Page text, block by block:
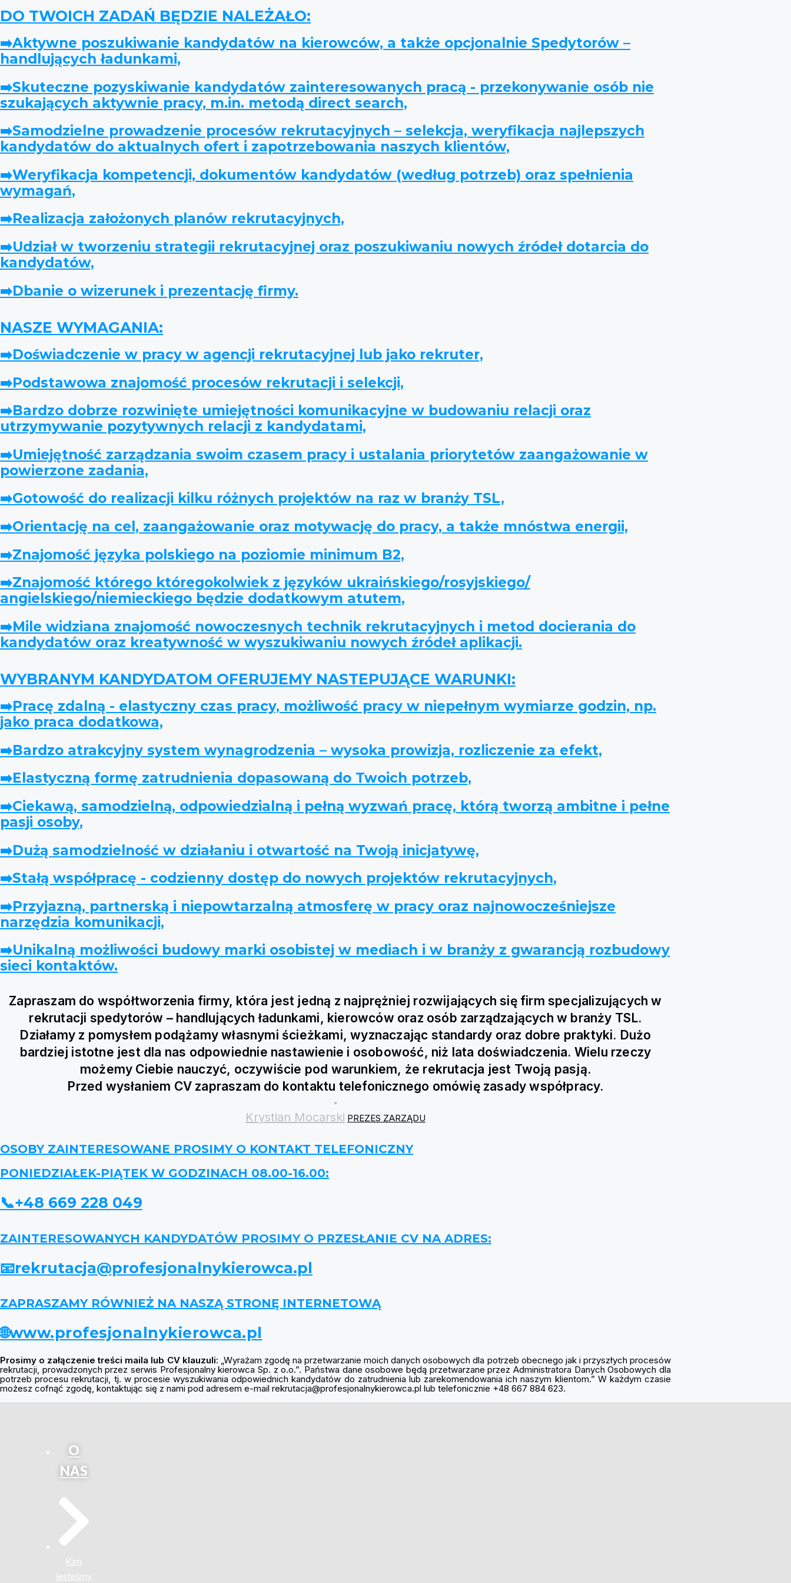
DO TWOICH ZADAŃ BĘDZIE NALEŻAŁO:
➡️Aktywne poszukiwanie kandydatów na kierowców, a także opcjonalnie Spedytorów –
handlujących ładunkami,
➡️Skuteczne pozyskiwanie kandydatów zainteresowanych pracą - przekonywanie osób nie
szukających aktywnie pracy, m.in. metodą direct search,
➡️Samodzielne prowadzenie procesów rekrutacyjnych – selekcja, weryfikacja najlepszych
kandydatów do aktualnych ofert i zapotrzebowania naszych klientów,
➡️Weryfikacja kompetencji, dokumentów kandydatów (według potrzeb) oraz spełnienia
wymagań,
➡️Realizacja założonych planów rekrutacyjnych,
➡️Udział w tworzeniu strategii rekrutacyjnej oraz poszukiwaniu nowych źródeł dotarcia do
kandydatów,
➡️Dbanie o wizerunek i prezentację firmy.
NASZE WYMAGANIA:
➡️Doświadczenie w pracy w agencji rekrutacyjnej lub jako rekruter,
➡️Podstawowa znajomość procesów rekrutacji i selekcji,
➡️Bardzo dobrze rozwinięte umiejętności komunikacyjne w budowaniu relacji oraz
utrzymywanie pozytywnych relacji z kandydatami,
➡️Umiejętność zarządzania swoim czasem pracy i ustalania priorytetów zaangażowanie w
powierzone zadania,
➡️Gotowość do realizacji kilku różnych projektów na raz w branży TSL,
➡️Orientację na cel, zaangażowanie oraz motywację do pracy, a także mnóstwa energii,
➡️Znajomość języka polskiego na poziomie minimum B2,
➡️Znajomość którego któregokolwiek z języków ukraińskiego/rosyjskiego/
angielskiego/niemieckiego będzie dodatkowym atutem,
➡️Mile widziana znajomość nowoczesnych technik rekrutacyjnych i metod docierania do
kandydatów oraz kreatywność w wyszukiwaniu nowych źródeł aplikacji.
WYBRANYM KANDYDATOM OFERUJEMY NASTEPUJĄCE WARUNKI:
➡️Pracę zdalną - elastyczny czas pracy, możliwość pracy w niepełnym wymiarze godzin, np.
jako praca dodatkowa,
➡️Bardzo atrakcyjny system wynagrodzenia – wysoka prowizja, rozliczenie za efekt,
➡️Elastyczną formę zatrudnienia dopasowaną do Twoich potrzeb,
➡️Ciekawą, samodzielną, odpowiedzialną i pełną wyzwań pracę, którą tworzą ambitne i pełne
pasji osoby,
➡️Dużą samodzielność w działaniu i otwartość na Twoją inicjatywę,
➡️Stałą współpracę - codzienny dostęp do nowych projektów rekrutacyjnych,
➡️Przyjazną, partnerską i niepowtarzalną atmosferę w pracy oraz najnowocześniejsze
narzędzia komunikacji,
➡️Unikalną możliwości budowy marki osobistej w mediach i w branży z gwarancją rozbudowy
sieci kontaktów.
Zapraszam do współtworzenia firmy, która jest jedną z najprężniej rozwijających się firm specjalizujących w
rekrutacji spedytorów – handlujących ładunkami, kierowców oraz osób zarządzających w branży TSL.
Działamy z pomysłem podążamy własnymi ścieżkami, wyznaczając standardy oraz dobre praktyki. Dużo
bardziej istotne jest dla nas odpowiednie nastawienie i osobowość, niż lata doświadczenia. Wielu rzeczy
możemy Ciebie nauczyć, oczywiście pod warunkiem, że rekrutacja jest Twoją pasją.
Przed wysłaniem CV zapraszam do kontaktu telefonicznego omówię zasady współpracy.
Krystian Mocarski PREZES ZARZĄDU
OSOBY ZAINTERESOWANE PROSIMY O KONTAKT TELEFONICZNY
PONIEDZIAŁEK-PIĄTEK W GODZINACH 08.00-16.00:
📞+48 669 228 049
ZAINTERESOWANYCH KANDYDATÓW PROSIMY O PRZESŁANIE CV NA ADRES:
📧rekrutacja@profesjonalnykierowca.pl
ZAPRASZAMY RÓWNIEŻ NA NASZĄ STRONĘ INTERNETOWĄ
🌐www.profesjonalnykierowca.pl
Prosimy o załączenie treści maila lub CV klauzuli: „Wyrażam zgodę na przetwarzanie moich danych osobowych dla potrzeb obecnego jak i przyszłych procesów
rekrutacji, prowadzonych przez serwis Profesjonalny kierowca Sp. z o.o.”. Państwa dane osobowe będą przetwarzane przez Administratora Danych Osobowych dla
potrzeb procesu rekrutacji, tj. w procesie wyszukiwania odpowiednich kandydatów do zatrudnienia lub zarekomendowania ich naszym klientom.” W każdym czasie
możesz cofnąć zgodę, kontaktując się z nami pod adresem e-mail rekrutacja@profesjonalnykierowca.pl lub telefonicznie +48 667 884 623.
O
NAS
Kim
jesteśmy